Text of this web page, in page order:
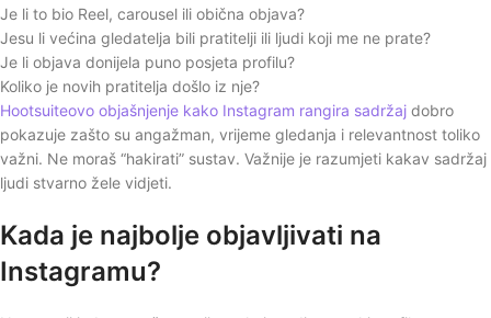
Je li to bio Reel, carousel ili obična objava?
Jesu li većina gledatelja bili pratitelji ili ljudi koji me ne prate?
Je li objava donijela puno posjeta profilu?
Koliko je novih pratitelja došlo iz nje?
Hootsuiteovo objašnjenje kako Instagram rangira sadržaj dobro
pokazuje zašto su angažman, vrijeme gledanja i relevantnost toliko
važni. Ne moraš “hakirati” sustav. Važnije je razumjeti kakav sadržaj
ljudi stvarno žele vidjeti.
Kada je najbolje objavljivati na
Instagramu?